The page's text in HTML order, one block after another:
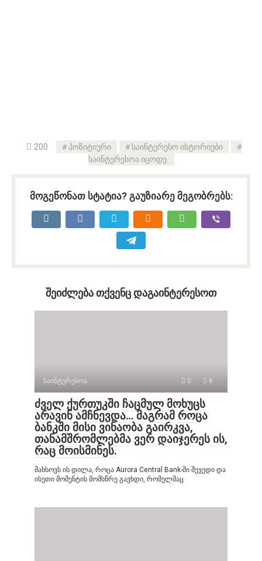
200 პოზიტიური
საინტერესო ისტორიები
საინტერესოა იცოდე.
მოგეწონათ სტატია? გაუზიარე მეგობრებს:
შეიძლება თქვენც დაგაინტერესოთ
საინტერესოა 0 6
ძველ ქურთუკში ჩაცმულ მოხუცს
არავინ ამჩნევდა… მაგრამ როცა
ბანკში მისი ვინაობა გაირკვა,
თანამშრომლებმა ვერ დაიჯერეს ის,
რაც მოისმინეს.
მახსოვს ის დილა, როცა Aurora Central Bank-ში შევედი და
ისეთი მომენტის მომსწრე გავხდი, რომელმაც